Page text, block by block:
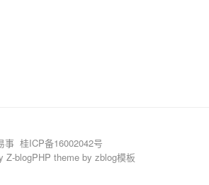
事 桂ICP备16002042号
Z-blogPHP theme by zblog模板